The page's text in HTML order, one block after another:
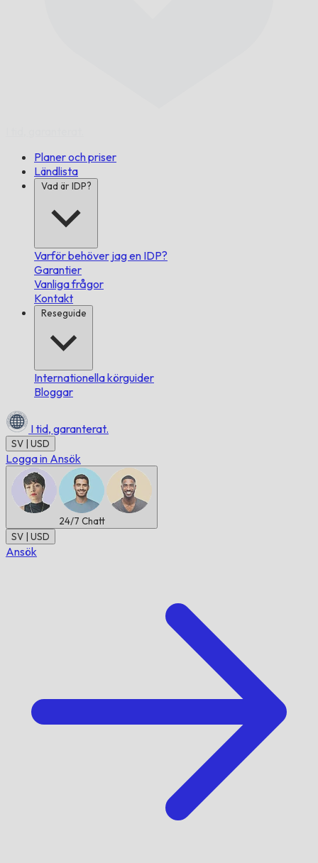
Planer och priser
Ländlista
Vad är IDP?
Varför behöver jag en IDP?
Garantier
Vanliga frågor
Kontakt
Reseguide
Internationella körguider
Bloggar
I tid, garanterat.
SV | USD
Logga in Ansök
24/7 Chatt
SV | USD
Ansök